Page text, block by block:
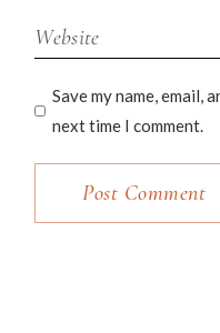
Save my name, email,
next time I comment.
Post Comment